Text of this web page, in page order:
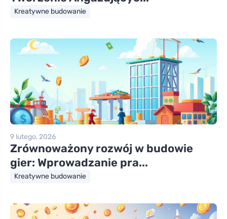
Kreatywne budowanie
9 lutego, 2026
Zrównoważony rozwój w budowie
gier: Wprowadzanie pra...
Kreatywne budowanie